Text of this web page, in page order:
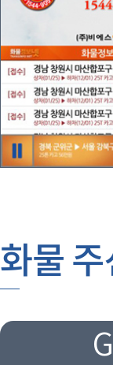
화물